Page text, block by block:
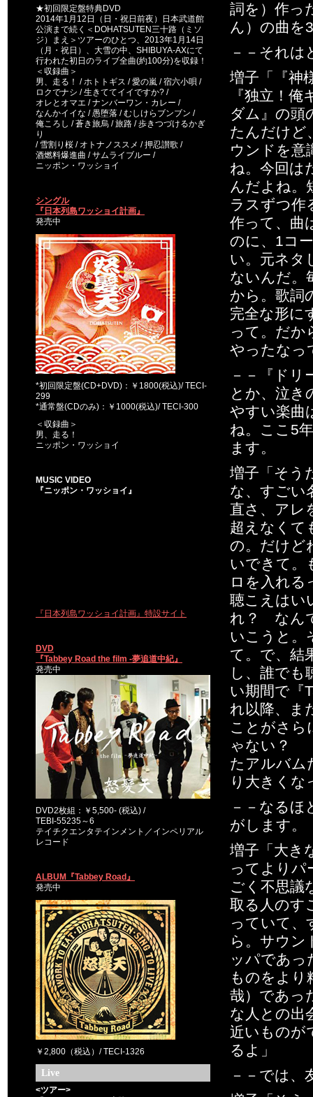
★初回限定盤特典DVD
2014年1月12日（日・祝日前夜）日本武道館
公演まで続く＜DOHATSUTEN三十路（ミソ
ジ）まえ＞ツアーのひとつ、2013年1月14日
（月・祝日）、大雪の中、SHIBUYA-AXにて
行われた初日のライブ全曲(約100分)を収録！
＜収録曲＞
男、走る！ / ホトトギス / 愛の嵐 / 宿六小唄 /
ロクでナシ / 生きててイイですか? /
オレとオマエ / ナンバーワン・カレー /
なんかイイな / 愚堕落 / むしけらブンブン /
俺ころし / 蒼き旅烏 / 旅路 / 歩きつづけるかぎ
り
/ 雪割り桜 / オトナノススメ / 押忍讃歌 /
酒燃料爆進曲 / サムライブルー /
ニッポン・ワッショイ
シングル
『日本列島ワッショイ計画』
発売中
*初回限定盤(CD+DVD)：￥1800(税込)/ TECI-
299
*通常盤(CDのみ)：￥1000(税込)/ TECI-300
＜収録曲＞
男、走る！
ニッポン・ワッショイ
MUSIC VIDEO
『ニッポン・ワッショイ』
『日本列島ワッショイ計画』特設サイト
DVD
『Tabbey Road the film -夢追道中紀』
発売中
DVD2枚組：￥5,500- (税込) /
TEBI-55235～6
テイチクエンタテインメント／インペリアル
レコード
ALBUM『Tabbey Road』
発売中
￥2,800（税込）/ TECI-1326
Live
<ツアー>
詞を）作っ
ん）の曲を
－－それは
増子「『神
『独立！
ダム』の頭
たんだけど
ウンドを意
ね。今回は
んだよね。
ラスずつ作
作って、曲
のに、1コ
い。元ネタ
ないんだ。
から。歌詞
完全な形に
って。だか
やったなっ
－－『ドリ
とか、泣き
やすい楽曲
ね。ここ5
ます。
増子「そう
な、すごい
直さ、アレ
超えなくて
の。だけど
いできて。
ロを入れる
聴こえはい
れ？ なん
いこうと。
て。で、結
し、誰で
い期間で『
れ以降、ま
ことがさら
ゃない？
たアルバム
り大きくな
－－なる
がします。
増子「大き
ってよりパ
ごく不思議
取る人のす
っていて、
ら。サウン
ッパであっ
ものをより
哉）であっ
な人との出
近いものが
るよ」
－－では